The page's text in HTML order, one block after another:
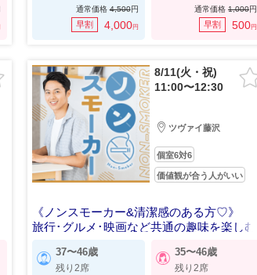
通常価格4,500円
早割 4,000円
通常価格 1,000円
早割 500円
8/11(火・祝)
11:00〜12:30
ツヴァイ藤沢
個室6対6
価値観が合う人がいい
《ノンスモーカー&清潔感のある方♡》
旅行･グルメ･映画など共通の趣味を楽しむ
37〜46歳
残り2席
35〜46歳
残り2席